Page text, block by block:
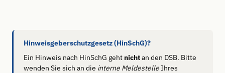
Hinweisgeberschutzgesetz (HinSchG)?
Ein Hinweis nach HinSchG geht nichtan den DSB. Bitte
wenden Sie sich an die interne MeldestelleIhres